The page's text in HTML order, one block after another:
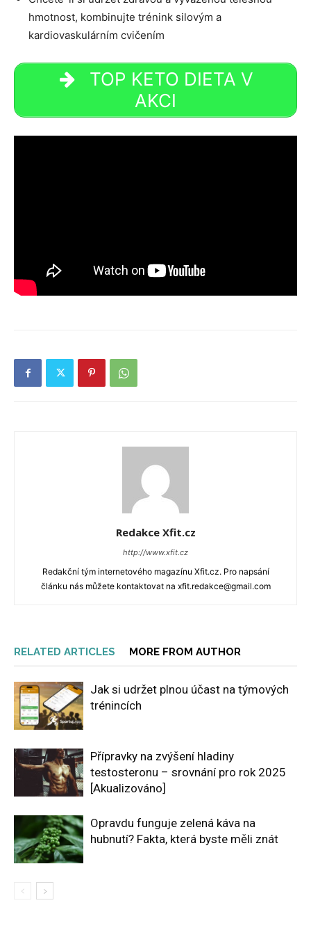
hmotnost, kombinujte trénink silovým a
kardiovaskulárním cvičením
TOP KETO DIETA V
AKCI
Redakce Xfit.cz
http://www.xfit.cz
Redakční tým internetového magazínu Xfit.cz. Pro napsání
článku nás můžete kontaktovat na xfit.redakce@gmail.com
RELATED ARTICLES MORE FROM AUTHOR
Jak si udržet plnou účast na týmových
trénincích
Přípravky na zvýšení hladiny
testosteronu – srovnání pro rok 2025
[Akualizováno]
Opravdu funguje zelená káva na
hubnutí? Fakta, která byste měli znát